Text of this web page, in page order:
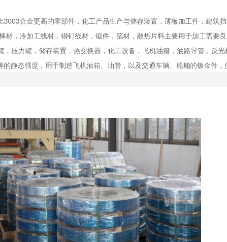
合金更高的零部件，化工产品生产与储存装置，薄板加工件，建筑
，冷加工线材，铆钉线材，锻件，箔材，散热片料主要用于加工需要
压力罐，储存装置，热交换器，化工设备，飞机油箱，油路导管，反光
静态强度，用于制造飞机油箱、油管，以及交通车辆、船舶的钣金件